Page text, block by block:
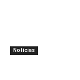
Noticias